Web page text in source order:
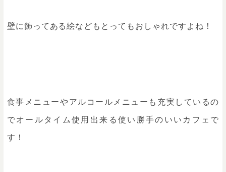
壁に飾ってある絵などもとってもおしゃれですよね！
食事メニューやアルコールメニューも充実しているの
でオールタイム使用出来る使い勝手のいいカフェで
す！